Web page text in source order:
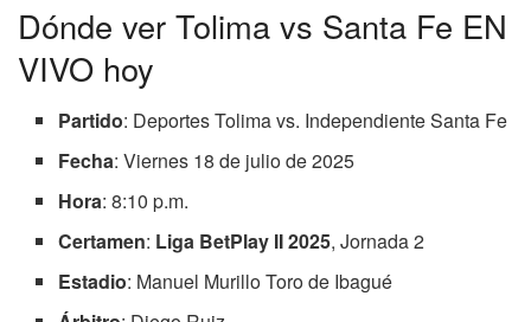
Dónde ver Tolima vs Santa Fe EN
VIVO hoy
Partido: Deportes Tolima vs. Independiente Santa Fe
Fecha: Viernes 18 de julio de 2025
Hora: 8:10 p.m.
Certamen: Liga BetPlay II 2025, Jornada 2
Estadio: Manuel Murillo Toro de Ibagué